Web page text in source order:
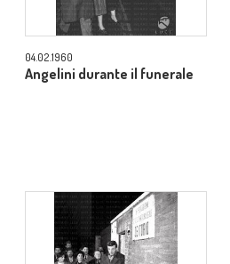
04.02.1960
Angelini durante il funerale